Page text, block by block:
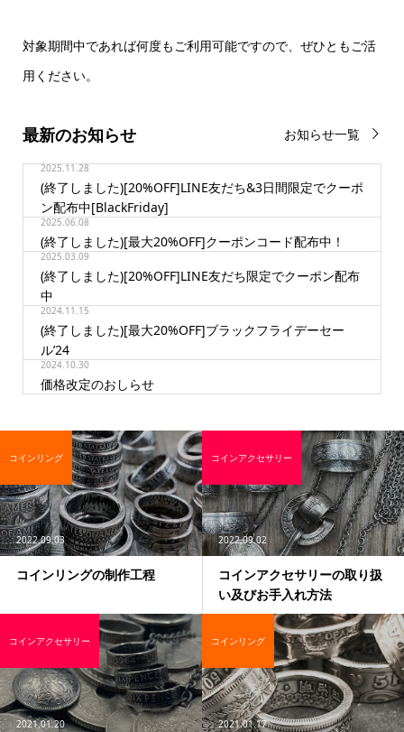
対象期間中であれば何度もご利用可能ですので、ぜひともご活
用ください。
最新のお知らせ お知らせ一覧
2025.11.28
(終了しました)[20%OFF]LINE友だち&3日間限定でクーポ
ン配布中[BlackFriday]
2025.06.08
(終了しました)[最大20%OFF]クーポンコード配布中！
2025.03.09
(終了しました)[20%OFF]LINE友だち限定でクーポン配布
中
2024.11.15
(終了しました)[最大20%OFF]ブラックフライデーセー
ル’24
2024.10.30
価格改定のおしらせ
2022.09.03
コインリングの制作工程
コインリング
2022.09.02
コインアクセサリーの取り扱
い及びお手入れ方法
コインアクセサリー
2021.01.20
コインアクセサリー
2021.01.17
コインリング